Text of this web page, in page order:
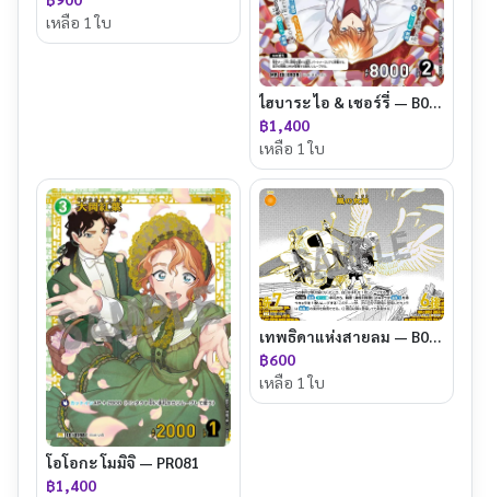
เหลือ 1 ใบ
ไฮบาระ ไอ & เชอร์รี่ — B08093
฿1,400
เหลือ 1 ใบ
โอโอกะ โมมิจิ — PR081
฿1,400
เทพธิดาแห่งสายลม — B09090P2
฿600
เหลือ 1 ใบ